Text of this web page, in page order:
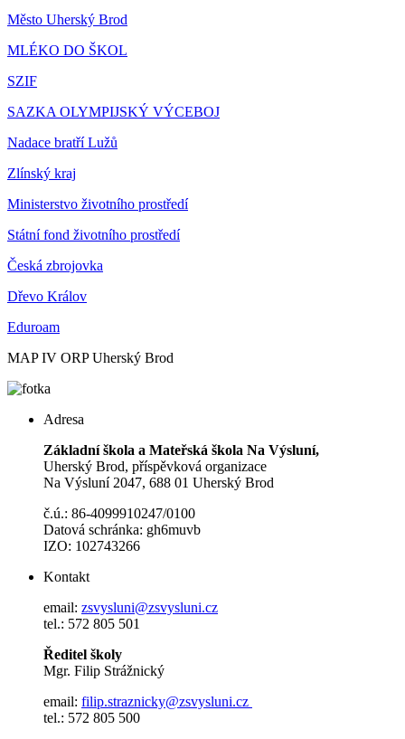
Město Uherský Brod
MLÉKO DO ŠKOL
SZIF
SAZKA OLYMPIJSKÝ VÝCEBOJ
Nadace bratří Lužů
Zlínský kraj
Ministerstvo životního prostředí
Státní fond životního prostředí
Česká zbrojovka
Dřevo Králov
Eduroam
MAP IV ORP Uherský Brod
Adresa
Základní škola a Mateřská škola Na Výsluní,
Uherský Brod, příspěvková organizace
Na Výsluní 2047, 688 01 Uherský Brod
č.ú.: 86-4099910247/0100
Datová schránka: gh6muvb
IZO: 102743266
Kontakt
email: zsvysluni@zsvysluni.cz
tel.: 572 805 501
Ředitel školy
Mgr. Filip Strážnický
email: filip.straznicky@zsvysluni.cz
tel.: 572 805 500